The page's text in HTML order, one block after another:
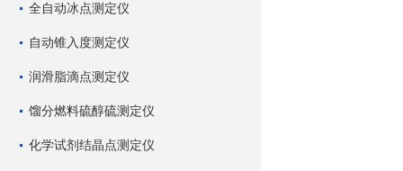
全自动冰点测定仪
自动锥入度测定仪
润滑脂滴点测定仪
馏分燃料硫醇硫测定仪
化学试剂结晶点测定仪